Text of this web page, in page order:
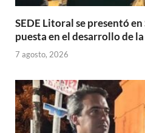
SEDE Litoral se presentó
puesta en el desarrollo de
7 agosto, 2026